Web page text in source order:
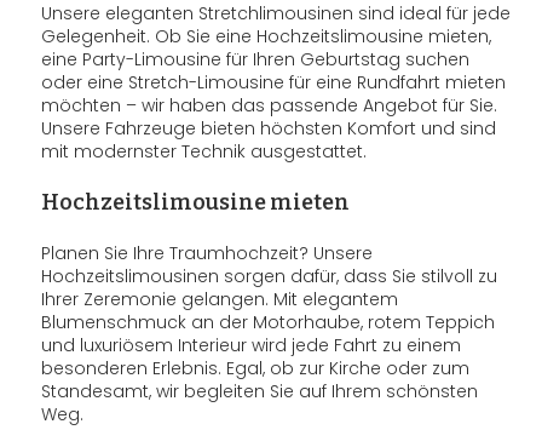
Unsere eleganten Stretchlimousinen sind ideal für jede
Gelegenheit. Ob Sie eine Hochzeitslimousine mieten,
eine Party-Limousine für Ihren Geburtstag suchen
oder eine Stretch-Limousine für eine Rundfahrt mieten
möchten – wir haben das passende Angebot für Sie.
Unsere Fahrzeuge bieten höchsten Komfort und sind
mit modernster Technik ausgestattet.
Hochzeitslimousine mieten
Planen Sie Ihre Traumhochzeit? Unsere
Hochzeitslimousinen sorgen dafür, dass Sie stilvoll zu
Ihrer Zeremonie gelangen. Mit elegantem
Blumenschmuck an der Motorhaube, rotem Teppich
und luxuriösem Interieur wird jede Fahrt zu einem
besonderen Erlebnis. Egal, ob zur Kirche oder zum
Standesamt, wir begleiten Sie auf Ihrem schönsten
Weg.